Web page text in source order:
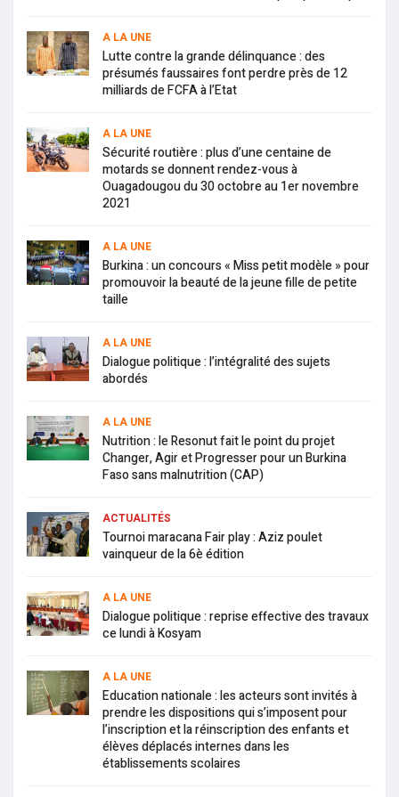
A LA UNE
Lutte contre la grande délinquance : des
présumés faussaires font perdre près de 12
milliards de FCFA à l’Etat
A LA UNE
Sécurité routière : plus d’une centaine de
motards se donnent rendez-vous à
Ouagadougou du 30 octobre au 1er novembre
2021
A LA UNE
Burkina : un concours « Miss petit modèle » pour
promouvoir la beauté de la jeune fille de petite
taille
A LA UNE
Dialogue politique : l’intégralité des sujets
abordés
A LA UNE
Nutrition : le Resonut fait le point du projet
Changer, Agir et Progresser pour un Burkina
Faso sans malnutrition (CAP)
ACTUALITÉS
Tournoi maracana Fair play : Aziz poulet
vainqueur de la 6è édition
A LA UNE
Dialogue politique : reprise effective des travaux
ce lundi à Kosyam
A LA UNE
Education nationale : les acteurs sont invités à
prendre les dispositions qui s’imposent pour
l’inscription et la réinscription des enfants et
élèves déplacés internes dans les
établissements scolaires